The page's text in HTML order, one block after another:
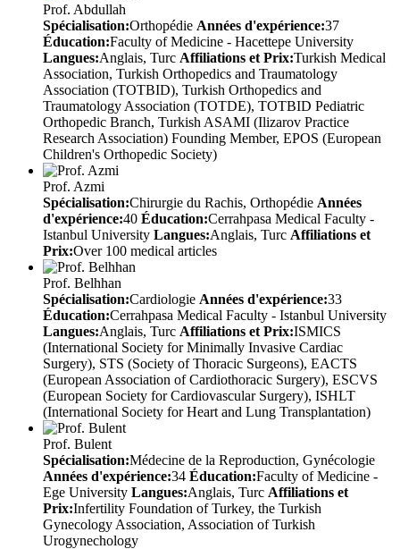
Prof. Abdullah
Spécialisation:Orthopédie Années d'expérience:37
Éducation:Faculty of Medicine - Hacettepe University
Langues:Anglais, Turc Affiliations et Prix:Turkish Medical
Association, Turkish Orthopedics and Traumatology
Association (TOTBID), Turkish Orthopedics and
Traumatology Association (TOTDE), TOTBID Pediatric
Orthopedic Branch, Turkish ASAMI (Ilizarov Practice
Research Association) Founding Member, EPOS (European
Children's Orthopedic Society)
Prof. Azmi
Spécialisation:Chirurgie du Rachis, Orthopédie Années
d'expérience:40 Éducation:Cerrahpasa Medical Faculty -
Istanbul University Langues:Anglais, Turc Affiliations et
Prix:Over 100 medical articles
Prof. Belhhan
Spécialisation:Cardiologie Années d'expérience:33
Éducation:Cerrahpasa Medical Faculty - Istanbul University
Langues:Anglais, Turc Affiliations et Prix:ISMICS
(International Society for Minimally Invasive Cardiac
Surgery), STS (Society of Thoracic Surgeons), EACTS
(European Association of Cardiothoracic Surgery), ESCVS
(European Society for Cardiovascular Surgery), ISHLT
(International Society for Heart and Lung Transplantation)
Prof. Bulent
Spécialisation:Médecine de la Reproduction, Gynécologie
Années d'expérience:34 Éducation:Faculty of Medicine -
Ege University Langues:Anglais, Turc Affiliations et
Prix:Infertility Foundation of Turkey, the Turkish
Gynecology Association, Association of Turkish
Urogynechology